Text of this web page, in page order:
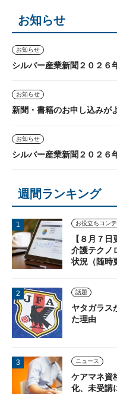
お知らせ
お知らせ
シルバー産業新聞２０２６
お知らせ
新聞・書籍のお申し込みが
お知らせ
シルバー産業新聞２０２６
週間ランキング
【８月７
介護テクノ
状況（随時
話題
ヤタガラス
た理由
ニュース
ケアマネ資
化、未受講